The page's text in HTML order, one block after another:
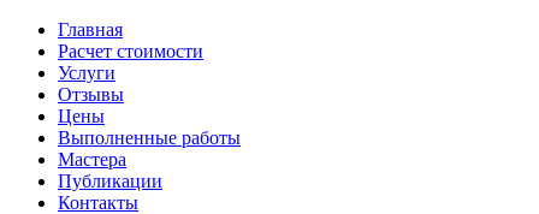
Главная
Расчет стоимости
Услуги
Отзывы
Цены
Выполненные работы
Мастера
Публикации
Контакты